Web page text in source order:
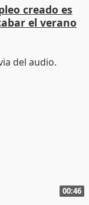
creado es
el verano
00:46